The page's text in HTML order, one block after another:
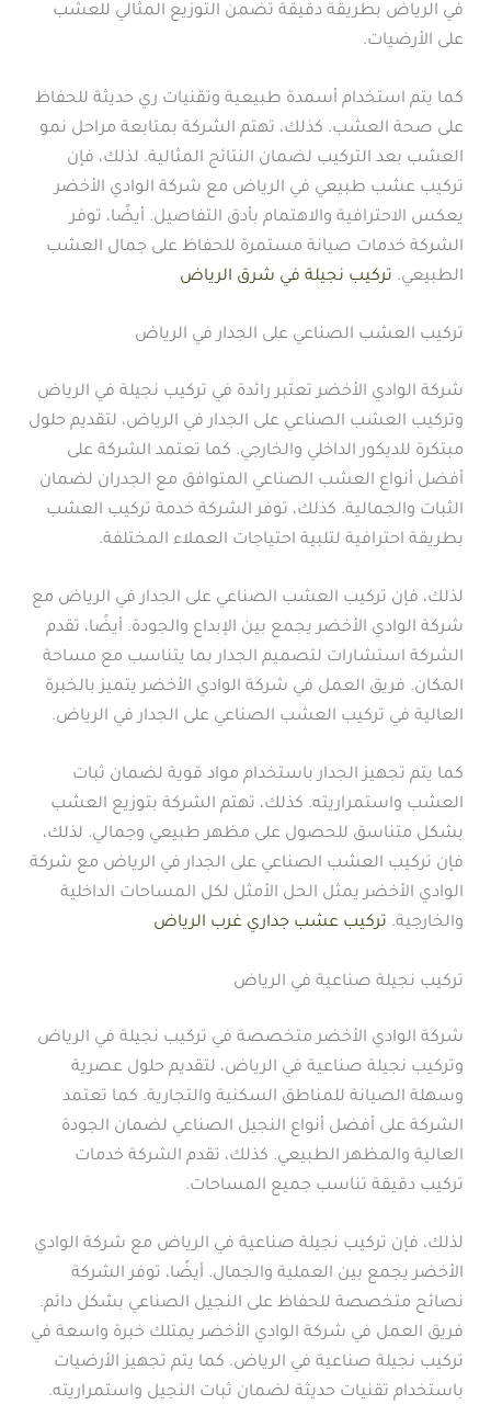
في الرياض بطريقة دقيقة تضمن التوزيع المثالي للعشب
على الأرضيات.
كما يتم استخدام أسمدة طبيعية وتقنيات ري حديثة للحفاظ
على صحة العشب. كذلك، تهتم الشركة بمتابعة مراحل نمو
العشب بعد التركيب لضمان النتائج المثالية. لذلك، فإن
تركيب عشب طبيعي في الرياض مع شركة الوادي الأخضر
يعكس الاحترافية والاهتمام بأدق التفاصيل. أيضًا، توفر
الشركة خدمات صيانة مستمرة للحفاظ على جمال العشب
الطبيعي. تركيب نجيلة في شرق الرياض
تركيب العشب الصناعي على الجدار في الرياض
شركة الوادي الأخضر تعتبر رائدة في تركيب نجيلة في الرياض
وتركيب العشب الصناعي على الجدار في الرياض، لتقديم حلول
مبتكرة للديكور الداخلي والخارجي. كما تعتمد الشركة على
أفضل أنواع العشب الصناعي المتوافق مع الجدران لضمان
الثبات والجمالية. كذلك، توفر الشركة خدمة تركيب العشب
بطريقة احترافية لتلبية احتياجات العملاء المختلفة.
لذلك، فإن تركيب العشب الصناعي على الجدار في الرياض مع
شركة الوادي الأخضر يجمع بين الإبداع والجودة. أيضًا، تقدم
الشركة استشارات لتصميم الجدار بما يتناسب مع مساحة
المكان. فريق العمل في شركة الوادي الأخضر يتميز بالخبرة
العالية في تركيب العشب الصناعي على الجدار في الرياض.
كما يتم تجهيز الجدار باستخدام مواد قوية لضمان ثبات
العشب واستمراريته. كذلك، تهتم الشركة بتوزيع العشب
بشكل متناسق للحصول على مظهر طبيعي وجمالي. لذلك،
فإن تركيب العشب الصناعي على الجدار في الرياض مع شركة
الوادي الأخضر يمثل الحل الأمثل لكل المساحات الداخلية
والخارجية. تركيب عشب جداري غرب الرياض
تركيب نجيلة صناعية في الرياض
شركة الوادي الأخضر متخصصة في تركيب نجيلة في الرياض
وتركيب نجيلة صناعية في الرياض، لتقديم حلول عصرية
وسهلة الصيانة للمناطق السكنية والتجارية. كما تعتمد
الشركة على أفضل أنواع النجيل الصناعي لضمان الجودة
العالية والمظهر الطبيعي. كذلك، تقدم الشركة خدمات
تركيب دقيقة تناسب جميع المساحات.
لذلك، فإن تركيب نجيلة صناعية في الرياض مع شركة الوادي
الأخضر يجمع بين العملية والجمال. أيضًا، توفر الشركة
نصائح متخصصة للحفاظ على النجيل الصناعي بشكل دائم.
فريق العمل في شركة الوادي الأخضر يمتلك خبرة واسعة في
تركيب نجيلة صناعية في الرياض. كما يتم تجهيز الأرضيات
باستخدام تقنيات حديثة لضمان ثبات النجيل واستمراريته.